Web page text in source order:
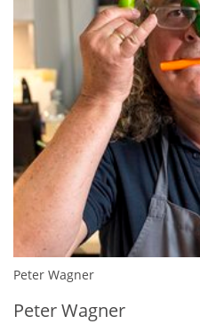
Peter Wagner
Peter Wagner